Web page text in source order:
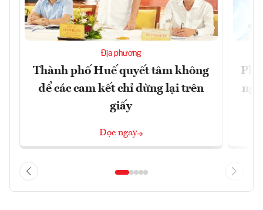
Địa phương
Thành phố Huế quyết tâm không
để các cam kết chỉ dừng lại trên
giấy
Đọc ngay